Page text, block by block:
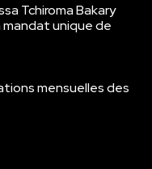
Tchiroma Bakary
unique de
mensuelles des